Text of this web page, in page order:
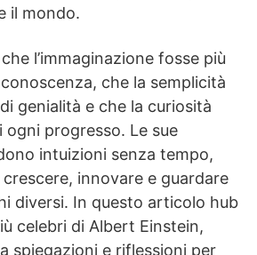
il mondo.
l’immaginazione fosse più
che la semplicità
genialità e che la curiosità
progresso. Le sue
intuizioni senza tempo,
innovare e guardare
diversi. In questo articolo hub
celebri di Albert Einstein,
spiegazioni e riflessioni per